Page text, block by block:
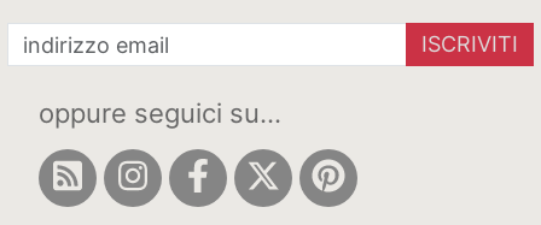
ISCRIVITI
oppure seguici su...